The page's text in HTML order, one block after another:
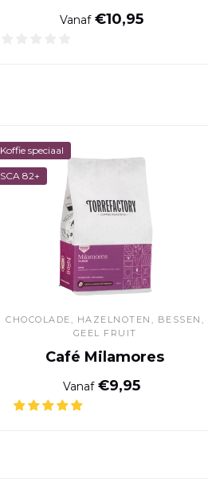
Normale prijs
Vanaf€10,95
CHOCOLADE , HAZELNOTEN, BESSEN,
GEEL FRUIT
Café Milamores
Normale prijs
Vanaf€9,95
Koffie speciaal
SCA 82+